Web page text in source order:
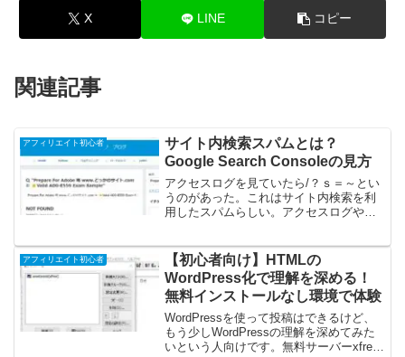
X LINE コピー
関連記事
アフィリエイト初心者
サイト内検索スパムとは？
Google Search Consoleの見方
アクセスログを見ていたら/？ｓ＝～とい
うのがあった。これはサイト内検索を利
用したスパムらしい。アクセスログや
たGoogle Search Cons...
アフィリエイト初心者
【初心者向け】HTMLの
WordPress化で理解を深める！
無料インストールなし環境で体験
WordPressを使って投稿はできるけど、
もう少しWordPressの理解を深めてみた
いという人向けです。無料サーバーxfree